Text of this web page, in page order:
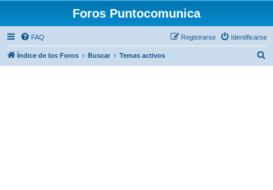
Foros Puntocomunica
FAQ Identificarse
Registrarse
Índice de los Foros Buscar Temas activos